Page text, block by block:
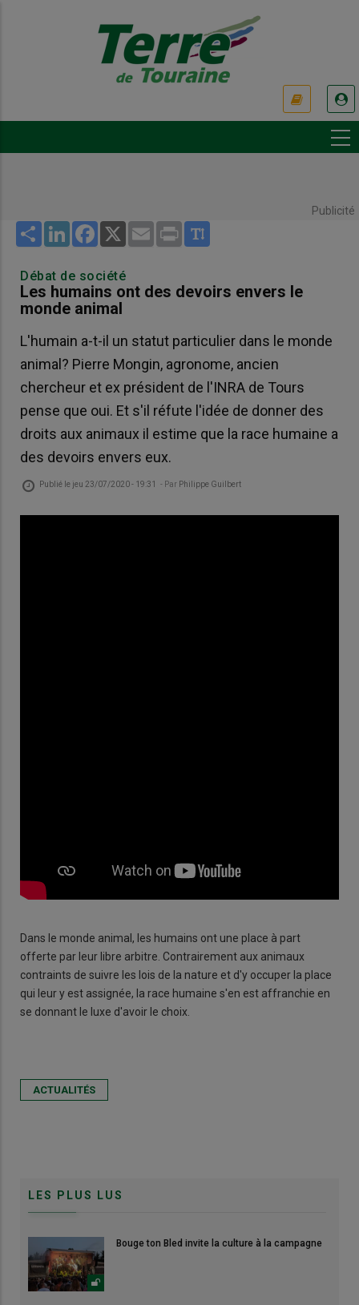
Publicité
Share LinkedInFacebook
X Email Print
Débat de société
Les humains ont des devoirs envers le
monde animal
L'humain a-t-il un statut particulier dans le monde
animal? Pierre Mongin, agronome, ancien
chercheur et ex président de l'INRA de Tours
pense que oui. Et s'il réfute l'idée de donner des
droits aux animaux il estime que la race humaine a
des devoirs envers eux.
Publié le jeu 23/07/2020 - 19:31 - Par Philippe Guilbert
Dans le monde animal, les humains ont une place à part
offerte par leur libre arbitre. Contrairement aux animaux
contraints de suivre les lois de la nature et d'y occuper la place
qui leur y est assignée, la race humaine s'en est affranchie en
se donnant le luxe d'avoir le choix.
ACTUALITÉS
LES PLUS LUS
Bouge ton Bled invite la culture à la campagne